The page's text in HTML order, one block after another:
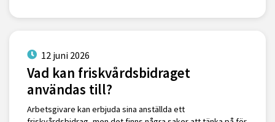
12 juni 2026
Vad kan friskvårdsbidraget
användas till?
Arbetsgivare kan erbjuda sina anställda ett